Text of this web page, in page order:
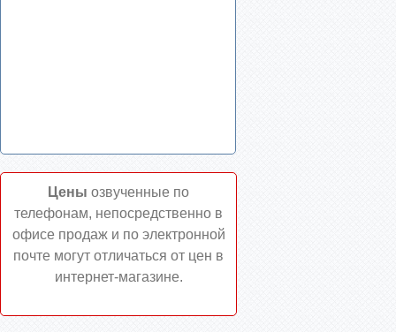
Цены озвученные по
телефонам, непосредственно в
офисе продаж и по электронной
почте могут отличаться от цен в
интернет-магазине.